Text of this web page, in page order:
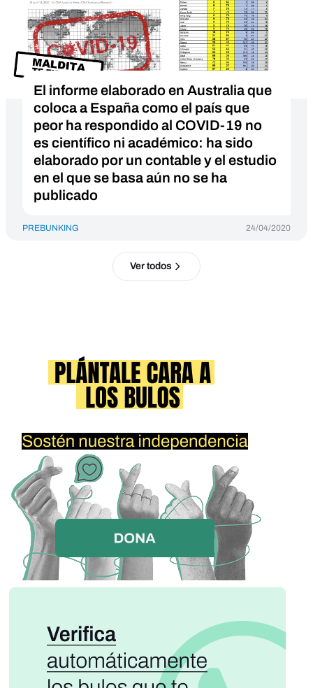
El informe elaborado en Australia que
coloca a España como el país que
peor ha respondido al COVID-19 no
es científico ni académico: ha sido
elaborado por un contable y el estudio
en el que se basa aún no se ha
publicado
PREBUNKING 24/04/2020
Ver todos